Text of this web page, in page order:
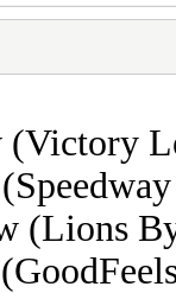
(Victory
(Lions